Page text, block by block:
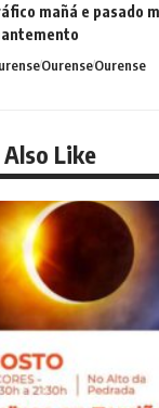
mañá e pasado
OurenseOurense
Like